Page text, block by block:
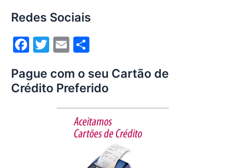
o
o
k
Redes Sociais
F
c
e
T
itt
er
E
ai
l
ar
e
Pague com o seu Cartão de
Crédito Preferido